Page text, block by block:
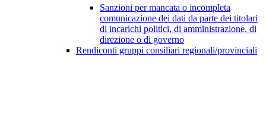
Sanzioni per mancata o incompleta
comunicazione dei dati da parte dei titolari
di incarichi politici, di amministrazione, di
direzione o di governo
Rendiconti gruppi consiliari regionali/provinciali